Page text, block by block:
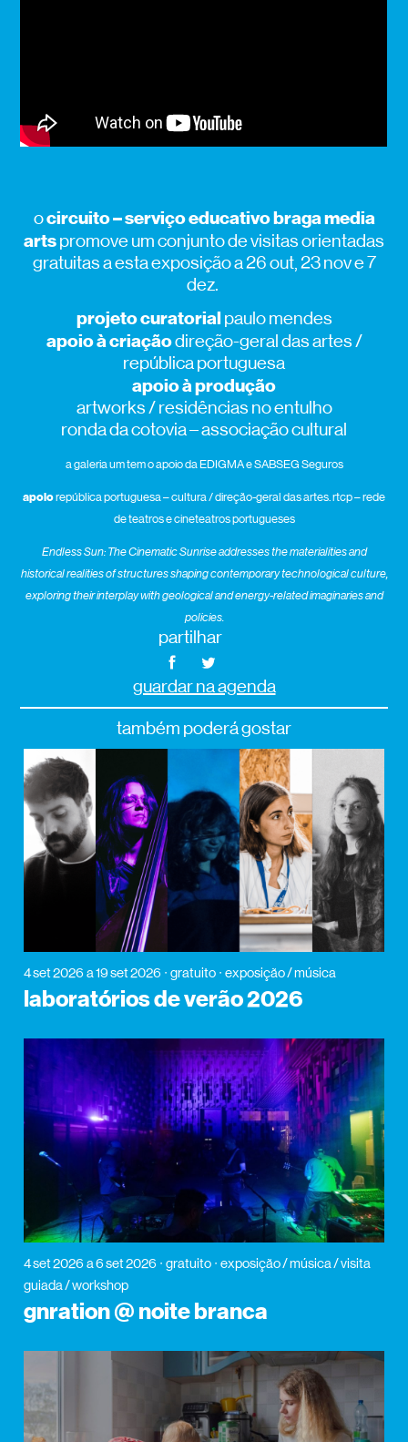
ocircuito – serviço educativo braga media
artspromove um conjunto devisitas orientadas
gratuitas a esta exposição a26 out,23nove7
dez.
projeto curatorialpaulo mendes
apoio à criaçãodireção-geral das artes /
república portuguesa
apoio à produção
artworks / residências no entulho
ronda da cotovia – associação cultural
a galeria um tem o apoio da EDIGMA e SABSEG Seguros
apoiorepública portuguesa – cultura / direção-geral das artes. rtcp – rede
de teatros e cineteatros portugueses
Endless Sun: The Cinematic Sunriseaddresses the materialities and
historical realities of structures shaping contemporary technological culture,
exploring their interplay with geological and energy-related imaginaries and
policies.
partilhar
guardar na agenda
também poderá gostar
4 set 2026 a 19 set 2026 gratuito exposição / música
laboratórios de verão 2026
4 set 2026 a 6 set 2026 gratuito
exposição / música / visita
guiada / workshop
gnration @ noite branca